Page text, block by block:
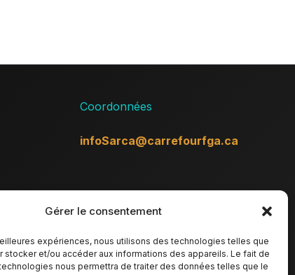
Gérer le consentement
expériences, nous utilisons des technologies telles que
stocker et/ou accéder aux informations des appareils. Le fait de
nous permettra de traiter des données telles que le
Coordonnées
infoSarca@carrefourfga.ca